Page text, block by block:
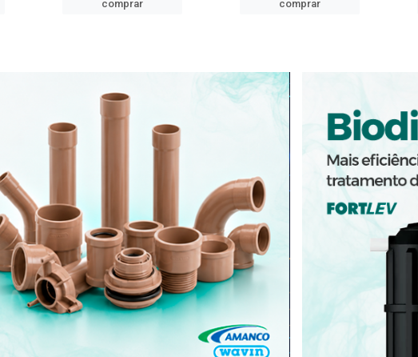
comprar
comprar